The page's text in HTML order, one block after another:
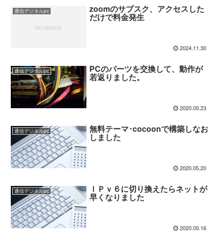
通信デジタルpc zoomのサブスク、アクセスした
だけで料金発生
2024.11.30
通信デジタルpc PCのパーツを交換して、動作が
若返りました。
2020.05.23
通信デジタルpc 無料テーマ･cocoonで構築しなお
しました
2020.05.20
通信デジタルpc ＩＰｖ６に切り換えたらネットが
早くなりました
2020.05.16